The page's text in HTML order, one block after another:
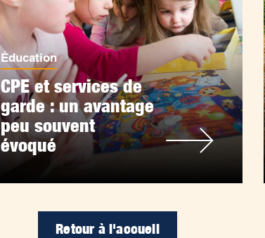
Éducation
CPE et services de
garde : un avantage
peu souvent
évoqué
Retour à l'accueil